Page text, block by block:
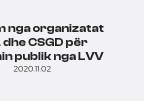
nga organizatat
dhe CSGD për
publik nga LVV
2020.11.02